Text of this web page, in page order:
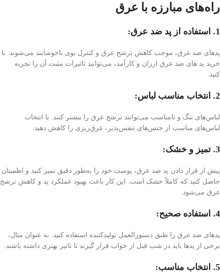
راه‌های مبارزه با عرق
1. استفاده از پد ضد عرق:
پدهای ضد عرق، موجب کاهش ترشح عرق و کنترل بوی ناخوشایند می‌شوند. با
خرید پد های ضد عرق ارزان و کارآمد، می‌توانید تاثیرات مثبت آن را تجربه
کنید.
2. انتخاب مناسب لباس:
لباس‌های تنگ و نامناسب می‌توانند ترشح عرق را بیشتر کنند. با انتخاب
لباس‌های مناسب از جنس‌های تنفس‌پذیر، عرق‌ریزی را کاهش دهید.
3. تمیز و خشک:
پیش از قرار دادن پد ضد عرق، پوست خود را به‌طور دقیق تمیز کنید و اطمینان
حاصل کنید که کاملاً خشک است. این کار باعث بهبود عملکرد پد و کاهش ترشح
عرق می‌شود.
4. استفاده صحیح:
پدهای ضد عرق را طبق دستورالعمل تولید‌کننده استفاده کنید. به عنوان مثال،
برخی از پدها باید در شب قبل از خواب قرار گیرند تا تاثیر بهتری داشته باشند.
5. انتخاب مناسب: